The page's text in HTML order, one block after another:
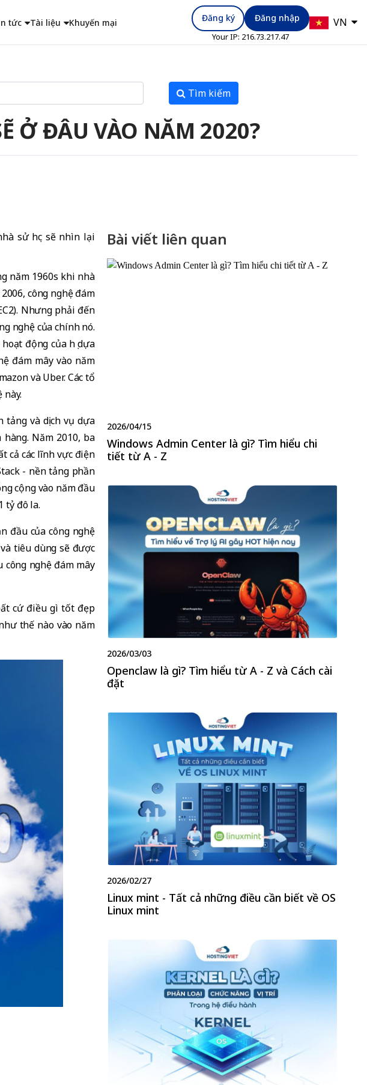
tức Tài liệu Khuyến mại Đăng ký Đăng nhập
Your IP: 216.73.217.47
VN
Tìm kiếm
Ở ĐÂU VÀO NĂM 2020?
sử học sẽ nhìn lại
năm 1960s khi nhà
công nghệ đám
Nhưng phải đến
nghệ của chính nó.
động của họ dựa
đám mây vào năm
và Uber. Các tổ
này.
tảng và dịch vụ dựa
Năm 2010, ba
cả các lĩnh vực điện
- nền tảng phần
cộng vào năm đầu
tỷ đô la.
đầu của công nghệ
tiêu dùng sẽ được
nghệ đám mây
cứ điều gì tốt đẹp
thế nào vào năm
Bài viết liên quan
2026/04/15
Windows Admin Center là gì? Tìm hiểu chi
tiết từ A - Z
2026/03/03
Openclaw là gì? Tìm hiểu từ A - Z và Cách cài
đặt
2026/02/27
Linux mint - Tất cả những điều cần biết về OS
Linux mint